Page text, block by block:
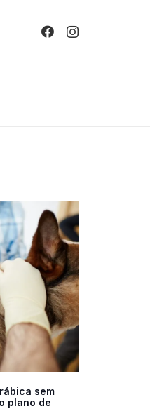
sem
plano de